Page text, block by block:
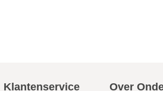
Klantenservice Over